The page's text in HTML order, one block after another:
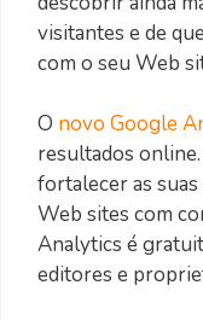
visitantes e de
com o seu Web
O novo Google
resultados
fortalecer as
Web sites com
Analytics é
editores e